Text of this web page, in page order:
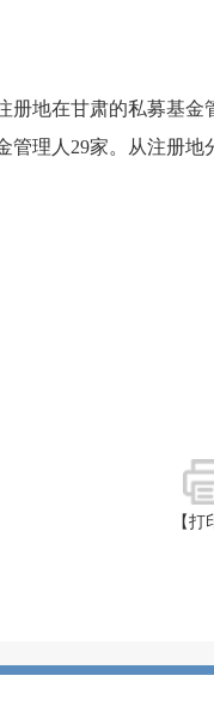
册地在甘肃的私募基金
管理人29家。从注册地
【打